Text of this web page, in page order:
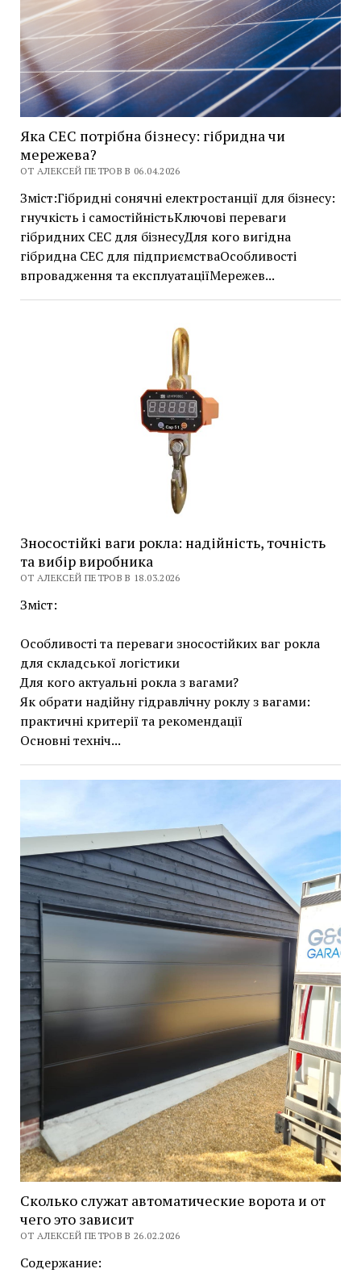
Яка СЕС потрібна бізнесу: гібридна чи
мережева?
ОТ АЛЕКСЕЙ ПЕТРОВ В 06.04.2026
Зміст:Гібридні сонячні електростанції для бізнесу:
гнучкість і самостійністьКлючові переваги
гібридних СЕС для бізнесуДля кого вигідна
гібридна СЕС для підприємстваОсобливості
впровадження та експлуатаціїМережев...
Зносостійкі ваги рокла: надійність, точність
та вибір виробника
ОТ АЛЕКСЕЙ ПЕТРОВ В 18.03.2026
Зміст:
Особливості та переваги зносостійких ваг рокла
для складської логістики
Для кого актуальні рокла з вагами?
Як обрати надійну гідравлічну роклу з вагами:
практичні критерії та рекомендації
Основні техніч...
Сколько служат автоматические ворота и от
чего это зависит
ОТ АЛЕКСЕЙ ПЕТРОВ В 26.02.2026
Содержание: